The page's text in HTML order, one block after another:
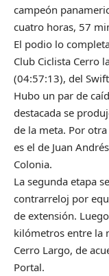
campeón
cuatro horas, 57
El podio lo
Club Ciclista Cerro
(04:57:13), del
Hubo un par de
destacada se
de la meta. Por
es el de Juan
Colonia.
La segunda etapa
contrarreloj por
de extensión.
kilómetros entre la
Cerro Largo, de
Portal.